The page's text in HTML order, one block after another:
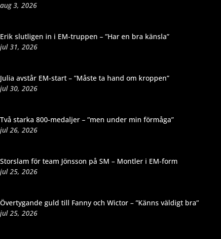
aug 3, 2026
Erik slutligen in i EM-truppen – ”Har en bra känsla”
jul 31, 2026
Julia avstår EM-start – ”Måste ta hand om kroppen”
jul 30, 2026
Två starka 800-medaljer – ”men under min förmåga”
jul 26, 2026
Storslam för team Jönsson på SM – Montler i EM-form
jul 25, 2026
Övertygande guld till Fanny och Wictor – ”Känns väldigt bra”
jul 25, 2026